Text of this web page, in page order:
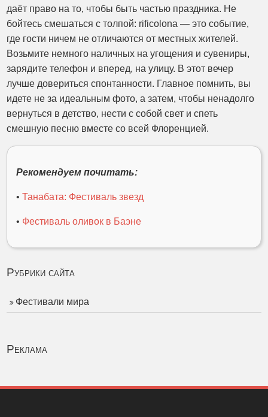
даёт право на то, чтобы быть частью праздника. Не
бойтесь смешаться с толпой: rificolona — это событие,
где гости ничем не отличаются от местных жителей.
Возьмите немного наличных на угощения и сувениры,
зарядите телефон и вперед, на улицу. В этот вечер
лучше довериться спонтанности. Главное помнить, вы
идете не за идеальным фото, а затем, чтобы ненадолго
вернуться в детство, нести с собой свет и спеть
смешную песню вместе со всей Флоренцией.
Рекомендуем почитать:
•Танабата: Фестиваль звезд
• Фестиваль оливок в Баэне
Рубрики сайта
Фестивали мира
Реклама